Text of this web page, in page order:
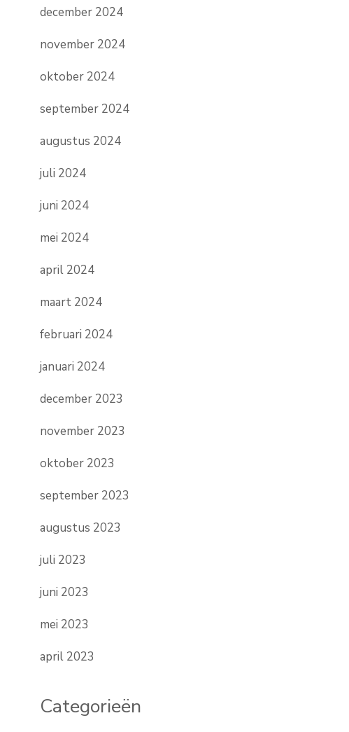
december 2024
november 2024
oktober 2024
september 2024
augustus 2024
juli 2024
juni 2024
mei 2024
april 2024
maart 2024
februari 2024
januari 2024
december 2023
november 2023
oktober 2023
september 2023
augustus 2023
juli 2023
juni 2023
mei 2023
april 2023
Categorieën